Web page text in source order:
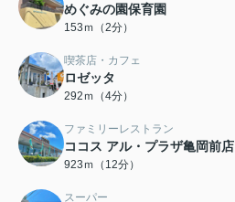
めぐみの園保育園
153ｍ（2分）
喫茶店・カフェ
ロゼッタ
292ｍ（4分）
ファミリーレストラン
ココス アル・プラザ亀岡前店
923ｍ（12分）
スーパー